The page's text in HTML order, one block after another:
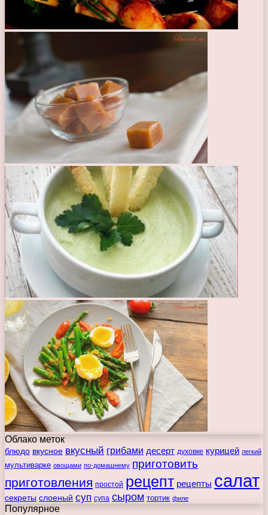
Облако меток
блюдо вкусное вкусный грибами десерт духовке курицей легкий
мультиварке овощами по-домашнему приготовить
приготовления простой рецепт рецепты салат
секреты слоеный суп супа сыром тортик филе
Популярное